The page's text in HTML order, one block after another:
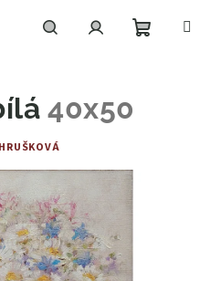
40x50